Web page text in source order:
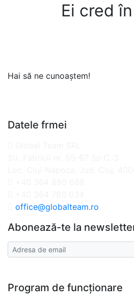
Ei cred în
Hai să ne cunoaștem!
Datele frmei
office@globalteam.ro
Abonează-te la
Program de funcționare